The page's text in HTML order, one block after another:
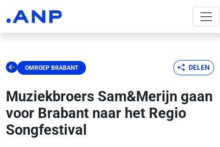
OMROEP BRABANT DELEN
Muziekbroers Sam&Merijn gaan
voor Brabant naar het Regio
Songfestival